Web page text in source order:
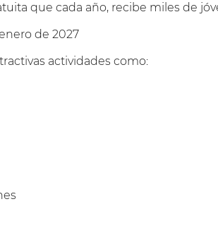
que cada año, recibe miles de
de 2027
actividades como: